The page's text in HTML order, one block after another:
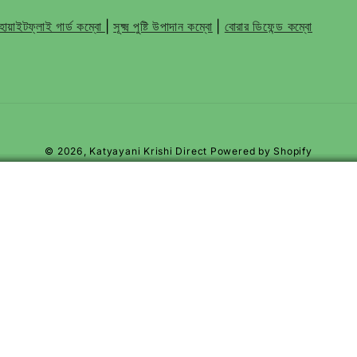
গার্ড কম্বো |সূক্ষ্ম পুষ্টি উপাদান কম্বো বোরার ডিফেন্ড কম্বো
© 2026, Katyayani Krishi Direct Powered by Shopify